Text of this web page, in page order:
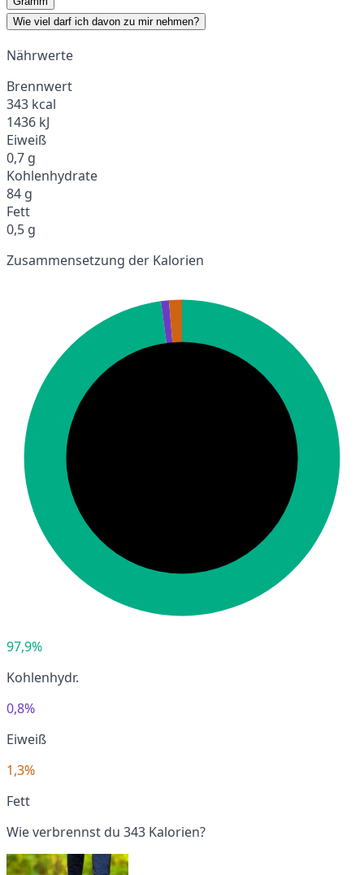
Wie viel darf ich davon zu mir nehmen?
Nährwerte
Brennwert
343 kcal
1436 kJ
Eiweiß
0,7 g
Kohlenhydrate
84 g
Fett
0,5 g
Zusammensetzung der Kalorien
97,9%
Kohlenhydr.
0,8%
Eiweiß
1,3%
Fett
Wie verbrennst du 343 Kalorien?